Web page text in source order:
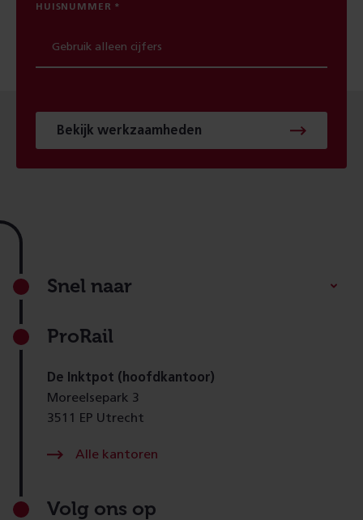
HUISNUMMER
Bekijk werkzaamheden
Footer
Snel naar
ProRail
De Inktpot (hoofdkantoor)
Moreelsepark 3
3511 EP Utrecht
Alle kantoren
Volg ons op